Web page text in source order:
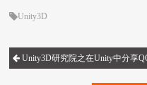
Unity3D
Unity3D研究院之在Unity中分享